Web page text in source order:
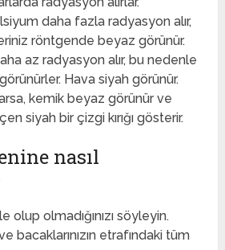
daha fazla radyasyon alır,
röntgende beyaz görünür.
az radyasyon alır, bu nedenle
Hava siyah görünür.
kemik beyaz görünür ve
siyah bir çizgi kırığı gösterir.
nasıl
olmadığınızı söyleyin.
bacaklarınızın etrafındaki tüm